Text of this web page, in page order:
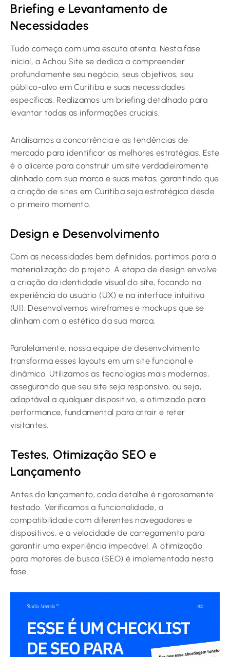
Briefing e Levantamento de
Necessidades
Tudo começa com uma escuta atenta. Nesta fase
inicial, a Achou Site se dedica a compreender
profundamente seu negócio, seus objetivos, seu
público-alvo em Curitiba e suas necessidades
específicas. Realizamos um briefing detalhado para
levantar todas as informações cruciais.
Analisamos a concorrência e as tendências de
mercado para identificar as melhores estratégias. Este
é o alicerce para construir um site verdadeiramente
alinhado com sua marca e suas metas, garantindo que
a criação de sites em Curitiba seja estratégica desde
o primeiro momento.
Design e Desenvolvimento
Com as necessidades bem definidas, partimos para a
materialização do projeto. A etapa de design envolve
a criação da identidade visual do site, focando na
experiência do usuário (UX) e na interface intuitiva
(UI). Desenvolvemos wireframes e mockups que se
alinham com a estética da sua marca.
Paralelamente, nossa equipe de desenvolvimento
transforma esses layouts em um site funcional e
dinâmico. Utilizamos as tecnologias mais modernas,
assegurando que seu site seja responsivo, ou seja,
adaptável a qualquer dispositivo, e otimizado para
performance, fundamental para atrair e reter
visitantes.
Testes, Otimização SEO e
Lançamento
Antes do lançamento, cada detalhe é rigorosamente
testado. Verificamos a funcionalidade, a
compatibilidade com diferentes navegadores e
dispositivos, e a velocidade de carregamento para
garantir uma experiência impecável. A otimização
para motores de busca (SEO) é implementada nesta
fase.